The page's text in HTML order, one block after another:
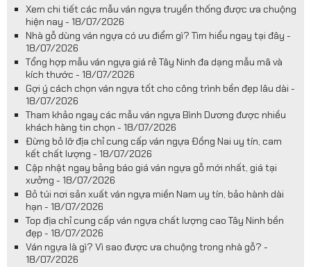
Xem chi tiết các mẫu ván ngựa truyền thống được ưa chuộng
hiện nay - 18/07/2026
Nhà gỗ dùng ván ngựa có ưu điểm gì? Tìm hiểu ngay tại đây -
18/07/2026
Tổng hợp mẫu ván ngựa giá rẻ Tây Ninh đa dạng mẫu mã và
kích thước - 18/07/2026
Gợi ý cách chọn ván ngựa tốt cho công trình bền đẹp lâu dài -
18/07/2026
Tham khảo ngay các mẫu ván ngựa Bình Dương được nhiều
khách hàng tin chọn - 18/07/2026
Đừng bỏ lỡ địa chỉ cung cấp ván ngựa Đồng Nai uy tín, cam
kết chất lượng - 18/07/2026
Cập nhật ngay bảng báo giá ván ngựa gỗ mới nhất, giá tại
xưởng - 18/07/2026
Bỏ túi nơi sản xuất ván ngựa miền Nam uy tín, bảo hành dài
hạn - 18/07/2026
Top địa chỉ cung cấp ván ngựa chất lượng cao Tây Ninh bền
đẹp - 18/07/2026
Ván ngựa là gì? Vì sao được ưa chuộng trong nhà gỗ? -
18/07/2026